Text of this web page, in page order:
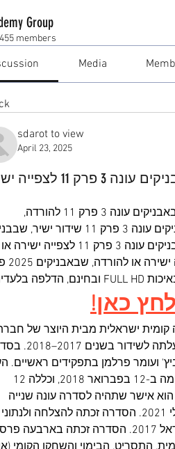
Group
455 members
Media
sdarot to view
April 23, 2025
כאן!